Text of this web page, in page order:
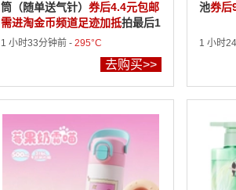
筒（随单送气针） 券后4.4元包邮
需进淘金币频道足迹加抵拍最后1
款
1 小时33分钟前 - 295°C
去购买>>
池券后
1 小时